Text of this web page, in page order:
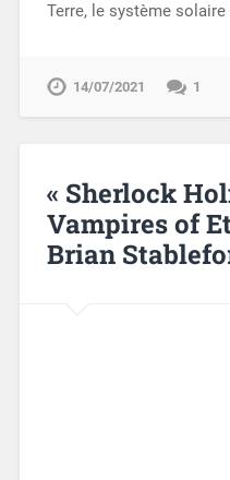
Terre, le système
14/07/2021 1
« Sherlock
Vampires of
Brian